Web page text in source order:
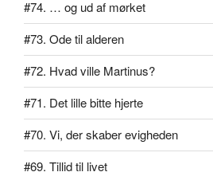
#74. … og ud af mørket
#73. Ode til alderen
#72. Hvad ville Martinus?
#71. Det lille bitte hjerte
#70. Vi, der skaber evigheden
#69. Tillid til livet